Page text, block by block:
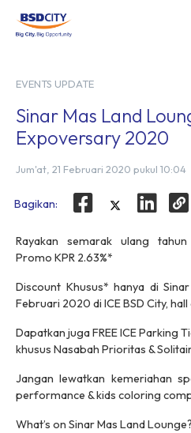
EVENTS UPDATE
Sinar Mas Land
Expoversary 2020
Jum'at, 21 Februari 2020 pukul 10:04
Bagikan:
Rayakan semarak ulang
Promo KPR 2.63%*
Discount Khusus* hanya di
Februari 2020 di ICE BSD City, hall
Dapatkan juga FREE ICE Parking
khusus Nasabah Prioritas &
Jangan lewatkan kemeriahan
performance & kids coloring
What’s on Sinar Mas Land Lounge?